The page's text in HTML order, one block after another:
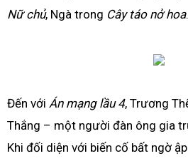
Nữ chủ, Ngà trong Cây táo nở hoa
Đến với Án mạng lầu 4, Trương
Thắng – một người đàn ông gia
Khi đối diện với biến cố bất ngờ